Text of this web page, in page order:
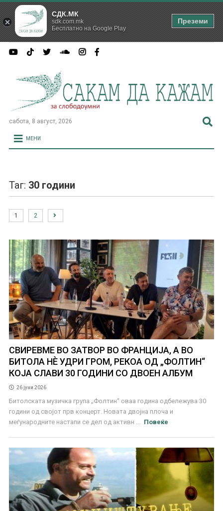
сабота, 8 август, 2026
МЕНИ
Таг: 30 години
1 2
СВИРЕВМЕ ВО ЗАТВОР ВО ФРАНЦИЈА, А ВО
БИТОЛА НЀ УДРИ ГРОМ, РЕКОА ОД „ФОЛТИН“
КОЈА СЛАВИ 30 ГОДИНИ СО ДВОЕН АЛБУМ
26 јуни 2026
Битолскaта музичка група „Фолтин“ оваа година одбележува 30
години од својот прв концерт. Новата двојна плоча и
меѓународните настапи се дел од активн ...
Повеќе
СДК.МК
sdk.com.mk
Бесплатно на Google Play
Преземи